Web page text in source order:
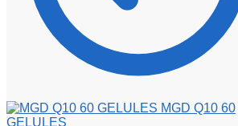
MGD Q10 60
GELULES